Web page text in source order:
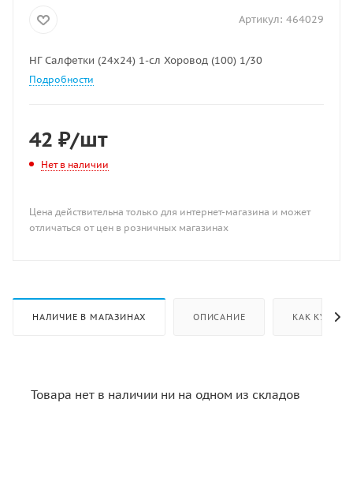
Артикул: 464029
НГ Салфетки (24х24) 1-сл Хоровод (100) 1/30
Подробности
42 ₽/шт
Нет в наличии
Цена действительна только для интернет-магазина и может
отличаться от цен в розничных магазинах
НАЛИЧИЕ В МАГАЗИНАХ ОПИСАНИЕ КАК КУПИТЬ
Товара нет в наличии ни на одном из складов